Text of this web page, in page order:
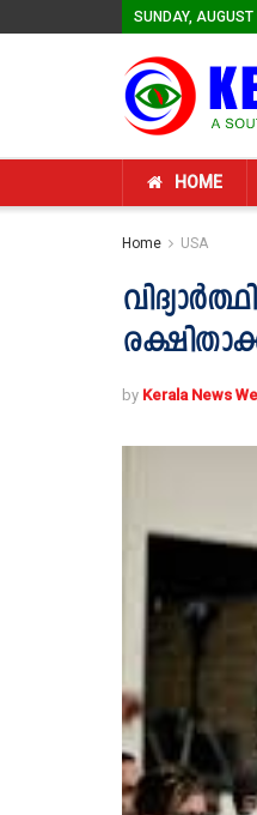
SUNDAY,
HOME
Home USA
by Kerala News